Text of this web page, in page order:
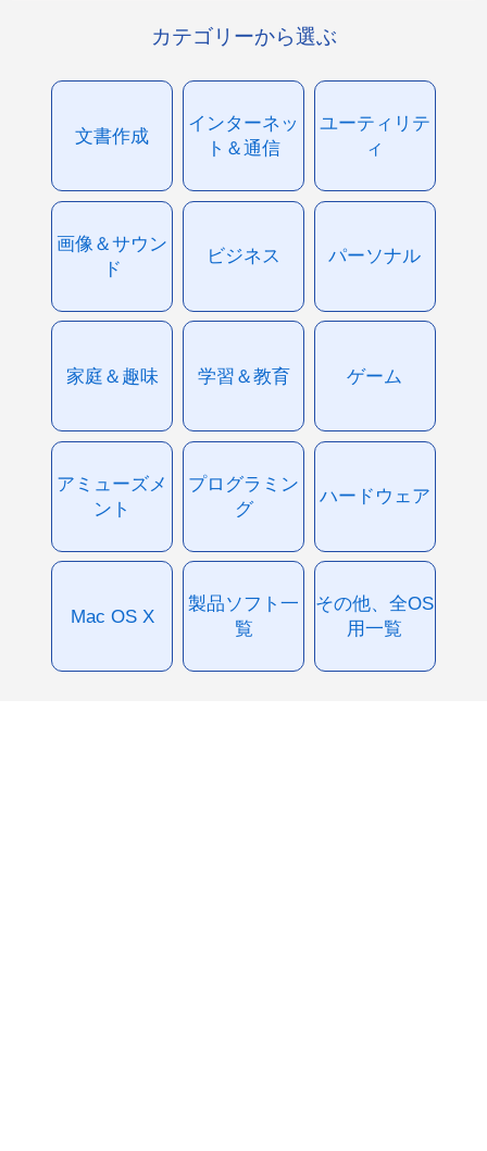
カテゴリーから選ぶ
文書作成
インターネッ
ト＆通信
ユーティリテ
ィ
画像＆サウン
ド
ビジネス パーソナル
家庭＆趣味 学習＆教育 ゲーム
アミューズメ
ント
プログラミン
グ
ハードウェア
Mac OS X
製品ソフト一
覧
その他、全OS
用一覧